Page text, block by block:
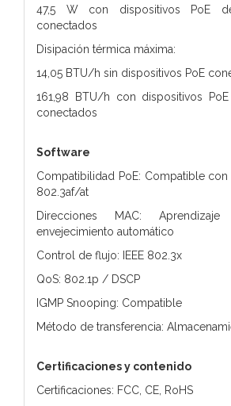
47,5 W con dispositivos PoE
conectados
Disipación térmica máxima:
14,05 BTU/h sin dispositivos PoE
161,98 BTU/h con dispositivos
conectados
Software
Compatibilidad PoE: Compatible con
802.3af/at
Direcciones MAC:
envejecimiento automático
Control de flujo: IEEE 802.3x
QoS: 802.1p / DSCP
IGMP Snooping: Compatible
Método de transferencia:
Certificaciones y contenido
Certificaciones: FCC, CE, RoHS